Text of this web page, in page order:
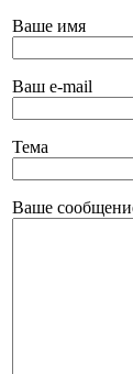
Ваше имя
Ваш e-mail
Тема
Ваше